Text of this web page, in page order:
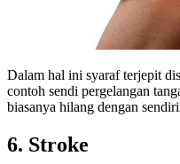
Dalam hal ini syaraf terjepit
contoh sendi pergelangan
biasanya hilang dengan
6. Stroke